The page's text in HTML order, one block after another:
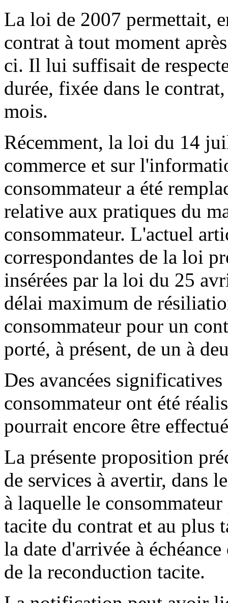
La loi de 2007 permettait,
contrat à tout moment
ci. Il lui suffisait de
durée, fixée dans le
mois.
Récemment, la loi du 14
commerce et sur
consommateur a été
relative aux pratiques du
consommateur. L'actuel
correspondantes de la loi
insérées par la loi du 25
délai maximum de
consommateur pour un
porté, à présent, de un à
Des avancées
consommateur ont été
pourrait encore être
La présente proposition
de services à avertir, dans
à laquelle le
tacite du contrat et au plus
la date d'arrivée à
de la reconduction tacite.